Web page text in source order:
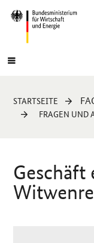
Navigation
Hauptmenü
Sie
sind
STARTSEITE
FRAGEN UND
Geschäft